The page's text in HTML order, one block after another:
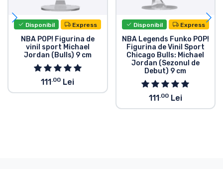
Disponibil Express
NBA POP! Figurina de
vinil sport Michael
Jordan (Bulls) 9 cm
111 .00 Lei
Disponibil Express
NBA Legends Funko POP!
Figurina de Vinil Sport
Chicago Bulls: Michael
Jordan (Sezonul de
Debut) 9 cm
111.00Lei